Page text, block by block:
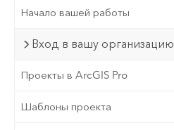
Начало вашей работы
Вход в вашу организацию
Проекты в ArcGIS Pro
Шаблоны проекта